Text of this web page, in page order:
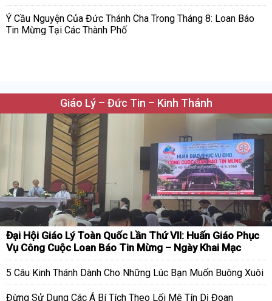
Ý Cầu Nguyện Của Đức Thánh Cha Trong Tháng 8: Loan Báo
Tin Mừng Tại Các Thành Phố
Giáo Lý – Đức Tin – Kinh Thánh
Đại Hội Giáo Lý Toàn Quốc Lần Thứ VII: Huấn Giáo Phục
Vụ Công Cuộc Loan Báo Tin Mừng – Ngày Khai Mạc
5 Câu Kinh Thánh Dành Cho Những Lúc Bạn Muốn Buông Xuôi
Đừng Sử Dụng Các Á Bí Tích Theo Lối Mê Tín Dị Đoan